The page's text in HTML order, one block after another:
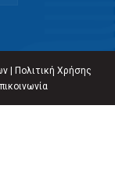
|
Πολιτική Χρήσης